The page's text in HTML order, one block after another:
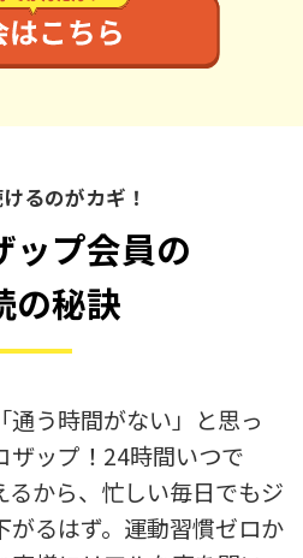
るのがカギ！
ップ会員の
の秘訣
通う時間がない」と思っ
ザップ！24時間いつで
るから、忙しい毎日でもジ
がるはず。運動習慣ゼロか